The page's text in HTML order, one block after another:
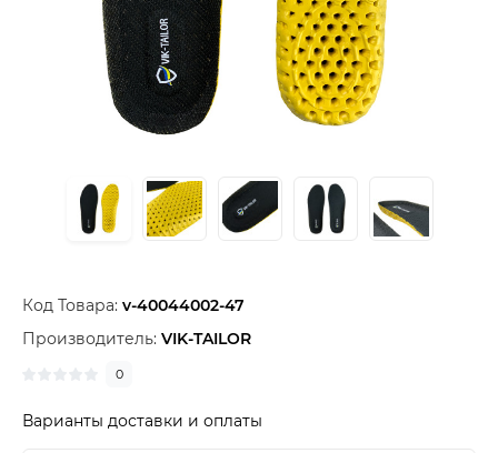
Код Товара: v-40044002-47
Производитель: VIK-TAILOR
0
Варианты доставки и оплаты